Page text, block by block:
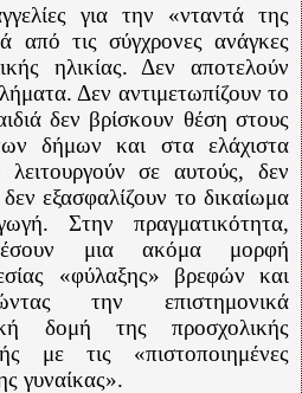
για την «νταντά της
από τις σύγχρονες ανάγκες
ηλικίας. Δεν αποτελούν
Δεν αντιμετωπίζουν το
δεν βρίσκουν θέση στους
δήμων και στα ελάχιστα
σε αυτούς, δεν
εξασφαλίζουν το δικαίωμα
Στην πραγματικότητα,
μια ακόμα μορφή
«φύλαξης» βρεφών και
την επιστημονικά
δομή της προσχολικής
με τις «πιστοποιημένες
γυναίκας».